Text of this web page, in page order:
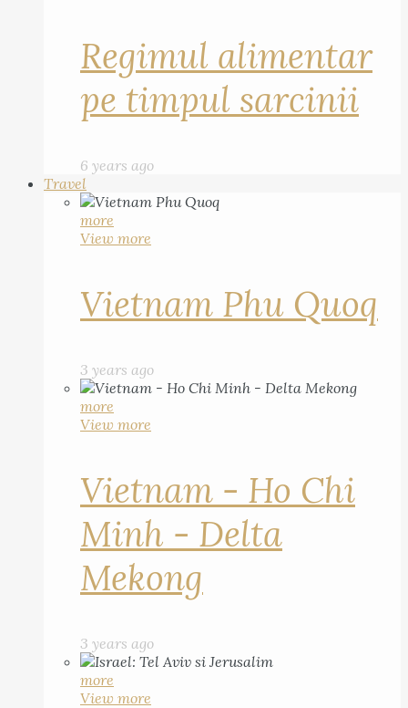
Regimul alimentar
pe timpul sarcinii
6 years ago
Travel
more
View more
Vietnam Phu Quoq
3 years ago
more
View more
Vietnam - Ho Chi
Minh - Delta
Mekong
3 years ago
more
View more